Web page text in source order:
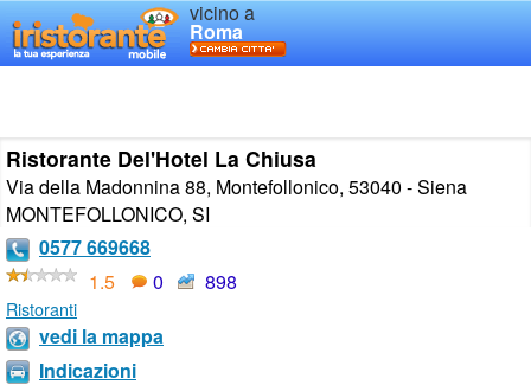
vicino a
Roma
Ristorante Del'Hotel La Chiusa
Via della Madonnina 88, Montefollonico, 53040 - Siena
MONTEFOLLONICO, SI
0577 669668
1.5
0 898
Ristoranti
vedi la mappa
Indicazioni